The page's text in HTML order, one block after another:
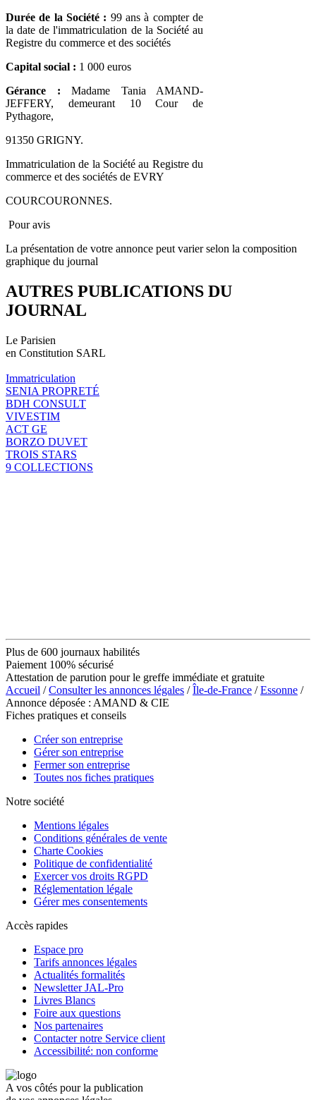
Durée de la Société : 99 ans à compter de
la date de l'immatriculation de la Société au
Registre du commerce et des sociétés
Capital social : 1 000 euros
Gérance : Madame Tania AMAND-
JEFFERY, demeurant 10 Cour de
Pythagore,
91350 GRIGNY.
Immatriculation de la Société au Registre du
commerce et des sociétés de EVRY
COURCOURONNES.
Pour avis
La présentation de votre annonce peut varier selon la composition
graphique du journal
AUTRES PUBLICATIONS DU
JOURNAL
Le Parisien
en Constitution SARL
Immatriculation
SENIA PROPRETÉ
BDH CONSULT
VIVESTIM
ACT GE
BORZO DUVET
TROIS STARS
9 COLLECTIONS
Plus de 600 journaux habilités
Paiement 100% sécurisé
Attestation de parution pour le greffe immédiate et gratuite
Accueil /Consulter les annonces légales /Île-de-France /Essonne /
Annonce déposée : AMAND & CIE
Fiches pratiques et conseils
Créer son entreprise
Gérer son entreprise
Fermer son entreprise
Toutes nos fiches pratiques
Notre société
Mentions légales
Conditions générales de vente
Charte Cookies
Politique de confidentialité
Exercer vos droits RGPD
Réglementation légale
Gérer mes consentements
Accès rapides
Espace pro
Tarifs annonces légales
Actualités formalités
Newsletter JAL-Pro
Livres Blancs
Foire aux questions
Nos partenaires
Contacter notre Service client
Accessibilité: non conforme
A vos côtés pour la publication